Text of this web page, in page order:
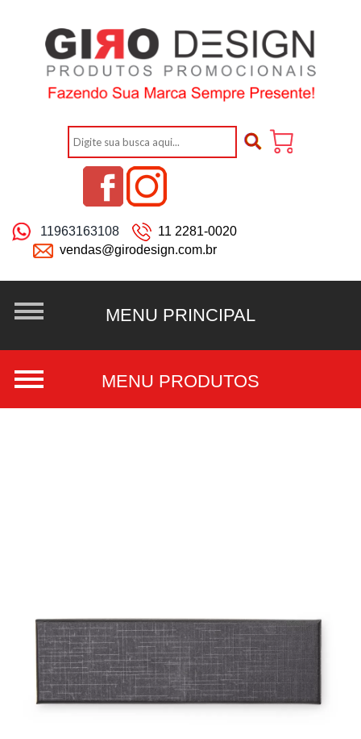
11963163108
11 2281-0020
vendas@girodesign.com.br